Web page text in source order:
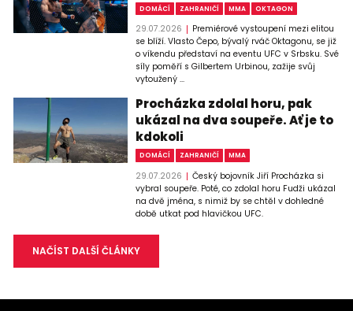
DOMÁCÍ ZAHRANIČÍ MMA OKTAGON
29.07.2026
Premiérové vystoupení mezi elitou
se blíží. Vlasto Čepo, bývalý rváč Oktagonu, se již
o víkendu představí na eventu UFC v Srbsku. Své
síly poměří s Gilbertem Urbinou, zažije svůj
vytoužený ...
Procházka zdolal horu, pak
ukázal na dva soupeře. Ať je to
kdokoli
DOMÁCÍ ZAHRANIČÍ MMA
29.07.2026
Český bojovník Jiří Procházka si
vybral soupeře. Poté, co zdolal horu Fudži ukázal
na dvě jména, s nimiž by se chtěl v dohledné
době utkat pod hlavičkou UFC.
NAČÍST DALŠÍ ČLÁNKY